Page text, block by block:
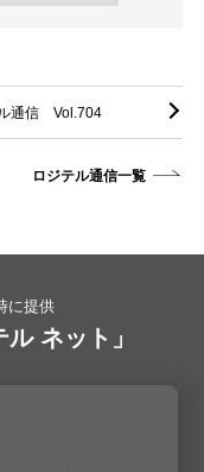
通信 Vol.704
ロジテル通信一覧
に提供
ネット」